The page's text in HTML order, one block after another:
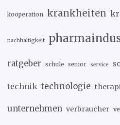
kooperation krankheiten
nachhaltigkeit
ratgeber schule senior service
technik technologie
unternehmen verbraucher